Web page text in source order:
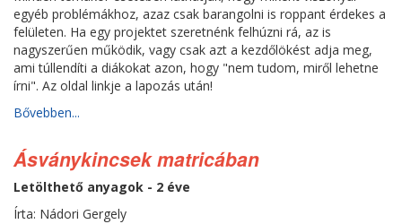
egyéb problémákhoz, azaz csak barangolni is roppant érdekes a
felületen. Ha egy projektet szeretnénk felhúzni rá, az is
nagyszerűen működik, vagy csak azt a kezdőlökést adja meg,
ami túllendíti a diákokat azon, hogy "nem tudom, miről lehetne
írni". Az oldal linkje a lapozás után!
Bővebben...
Ásványkincsek matricában
Letölthető anyagok - 2 éve
Írta: Nádori Gergely